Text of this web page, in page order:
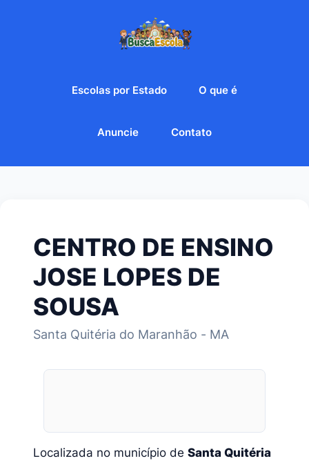
Escolas por Estado O que é
Anuncie Contato
CENTRO DE ENSINO
JOSE LOPES DE
SOUSA
Santa Quitéria do Maranhão - MA
Localizada no município de Santa Quitéria